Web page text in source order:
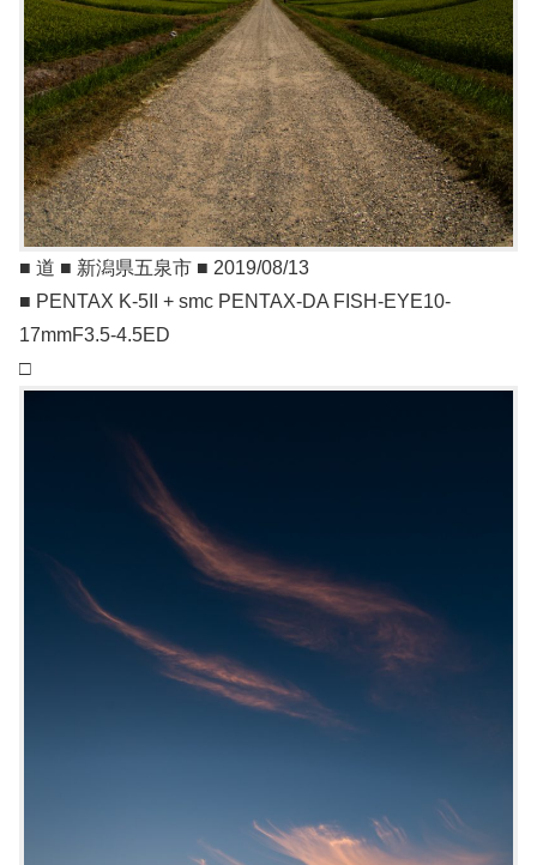
■ 道 ■ 新潟県五泉市 ■ 2019/08/13
■ PENTAX K-5II + smc PENTAX-DA FISH-EYE10-
17mmF3.5-4.5ED
□